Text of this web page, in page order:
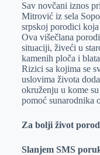
Sav novčani iznos
Mitrović iz sela
srpskoj porodici
Ova višečlana
situaciji, živeći u
kamenih ploča i
Rizici sa kojima se
uslovima života
okruženju u kome
pomoć sunarodnika
Za bolji život
Slanjem SMS